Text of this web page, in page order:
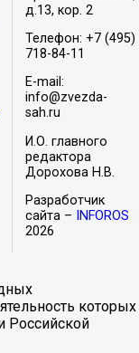
д.13, кор. 2
Телефон: +7 (495)
718-84-11
E-mail:
info@zvezda-
sah.ru
И.О. главного
редактора
Дорохова Н.В.
Разработчик
сайта –
INFOROS
2026
которых
Российской